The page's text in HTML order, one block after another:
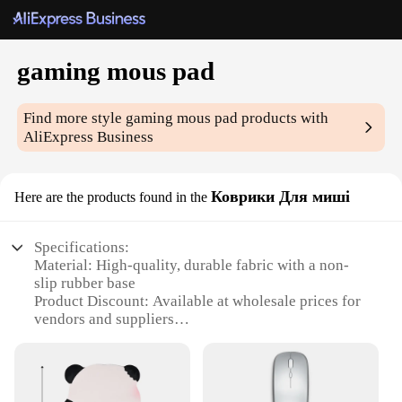
gaming mous pad
Find more style gaming mous pad products with
AliExpress Business
Here are the products found in the Коврики Для миші
Specifications:
Material: High-quality, durable fabric with a non-
slip rubber base
Product Discount: Available at wholesale prices for
vendors and suppliers
Design and Style: Sleek, modern aesthetic with a
minimalist design